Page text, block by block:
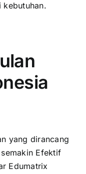
kebutuhan.
yang dirancang
Efektif
Edumatrix